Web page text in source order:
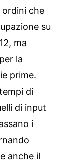
che
su
ma
la
prime.
di
di input
i
anche il